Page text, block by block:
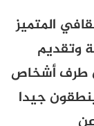
المتميز
وتقديم
طرف أشخاص
جيدا